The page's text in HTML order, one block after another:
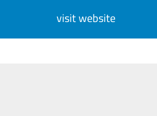
visit website